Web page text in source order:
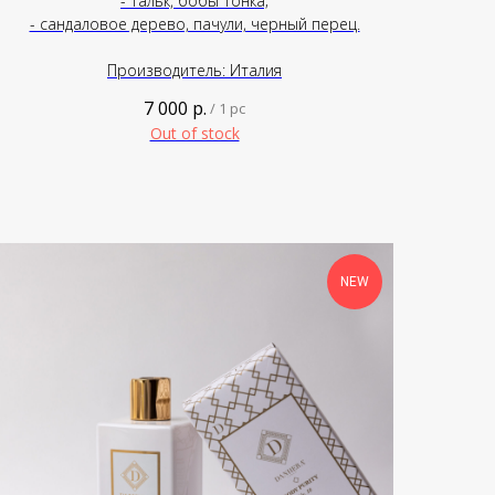
- сандаловое дерево, пачули, черный перец.
Производитель: Италия
7 000 р. / 1 pc
Out of stock
NEW